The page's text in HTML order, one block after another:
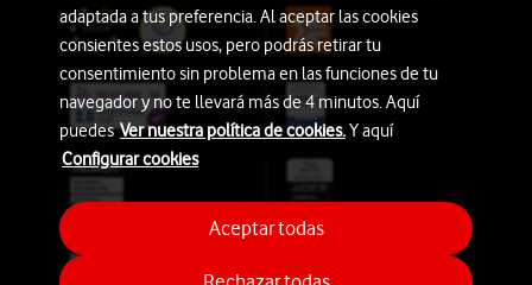
adaptada a tus preferencia. Al aceptar las cookies
consientes estos usos, pero podrás retirar tu
consentimiento sin problema en las funciones de tu
navegador y no te llevará más de 4 minutos. Aquí
puedesVer nuestra política de cookies.Y aquí
Configurar cookies
Aceptar todas